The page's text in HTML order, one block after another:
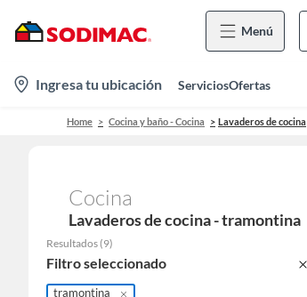
Menú
location-
icon
Ingresa tu ubicación ServiciosOfertas
Home Cocina y baño - Cocina Lavaderos de cocina
Cocina
Lavaderos de cocina - tramontina
Resultados (9)
Filtro seleccionado
tramontina